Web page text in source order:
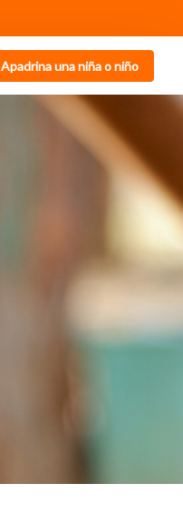
Apadrina una niña o niño